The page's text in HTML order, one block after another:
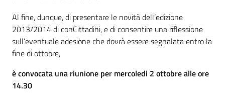
Assemblea
legislativa
Assemblea
Al fine, dunque, di presentare le novità dell’edizione
2013/2014 di conCittadini, e di consentire una riflessione
sull’eventuale adesione che dovrà essere segnalata entro la
fine di ottobre,
è convocata una riunione per mercoledi 2 ottobre alle ore
14.30